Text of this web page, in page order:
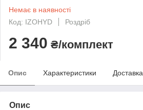
Немає в наявності
Код: IZOHYD
Роздріб
2 340 ₴/комплект
Опис Характеристики Доставка
Опис